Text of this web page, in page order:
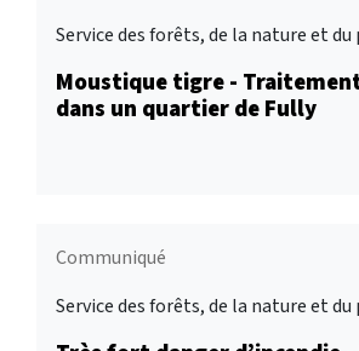
Service des forêts, de la nature et du
Moustique tigre -
dans un quartier de Fully
Communiqué
Service des forêts, de la nature et du